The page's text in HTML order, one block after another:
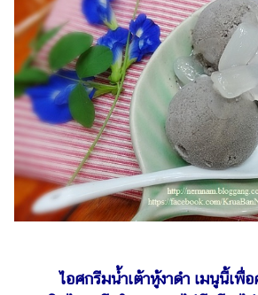
รูปภาพ
ดู
หนัง
Music
Station
ละคร
บันเทิง
เกาหลี
ไอศกรีมน้ำเต้าหู้งาดำ เมนูนี้เพื่